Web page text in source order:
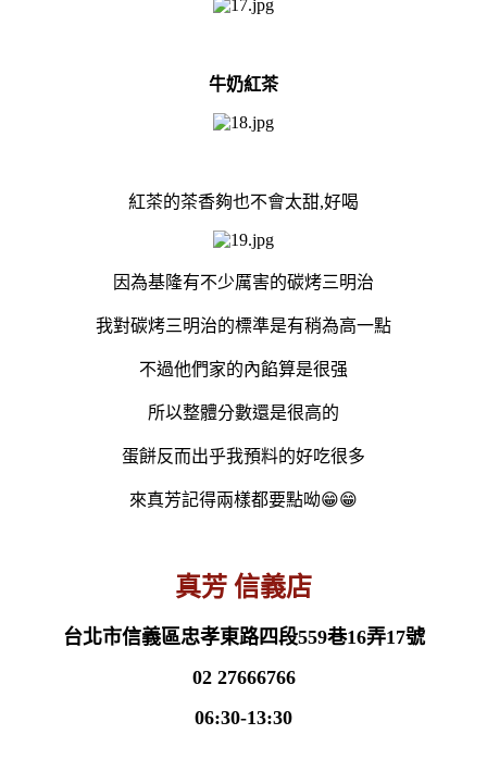
牛奶紅茶
紅茶的茶香夠也不會太甜,好喝
因為基隆有不少厲害的碳烤三明治
我對碳烤三明治的標準是有稍為高一點
不過他們家的內餡算是很强
所以整體分數還是很高的
蛋餅反而出乎我預料的好吃很多
來真芳記得兩樣都要點呦😁😁
真芳 信義店
台北市信義區忠孝東路四段559巷16弄17號
02 27666766
06:30-13:30